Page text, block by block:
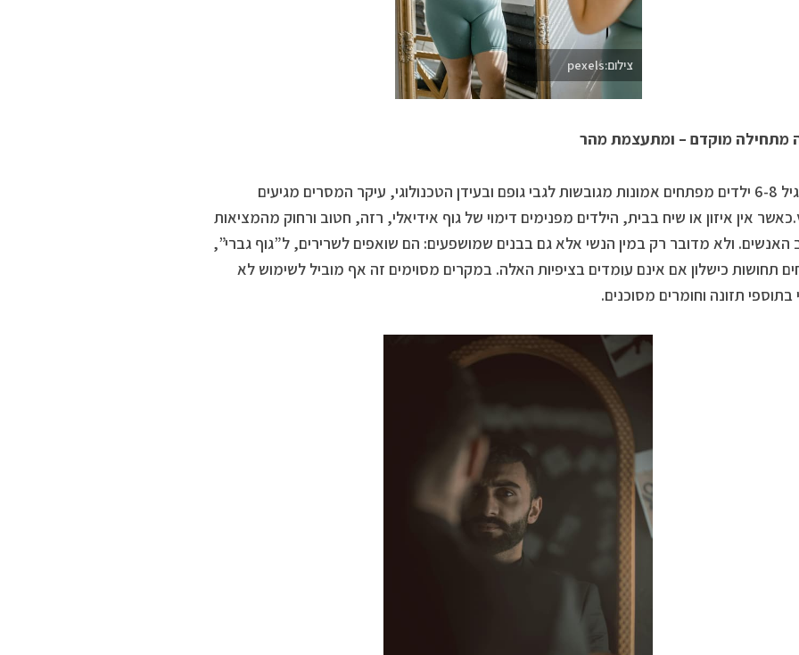
צילום:pexels
מתחילה מוקדם – ומתעצמת מהר
כבר בגיל 6-8 ילדים מפתחים אמונות מגובשות לגבי גופם ובעידן הטכנולוגי, עיקר המסרים מגיעים
אין איזון או שיח בבית, הילדים מפנימים דימוי של גוף אידיאלי, רזה, חטוב ורחוק מהמציאות
האנשים. ולא מדובר רק במין הנשי אלא גם בבנים שמושפעים: הם שואפים לשרירים, ל”גוף גברי”,
תחושות כישלון אם אינם עומדים בציפיות האלה. במקרים מסוימים זה אף מוביל לשימוש לא
תזונה וחומרים מסוכנים.